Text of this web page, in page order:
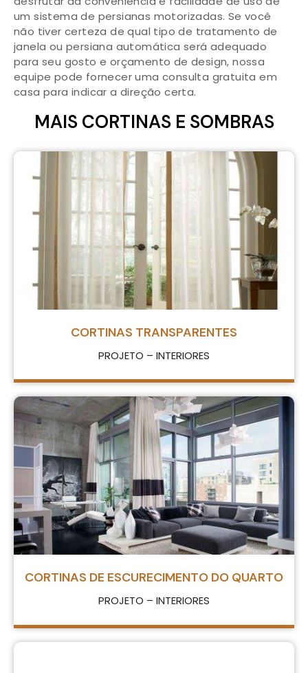
um sistema de persianas motorizadas. Se você
não tiver certeza de qual tipo de tratamento de
janela ou persiana automática será adequado
para seu gosto e orçamento de design, nossa
equipe pode fornecer uma consulta gratuita em
casa para indicar a direção certa.
MAIS CORTINAS E SOMBRAS
CORTINAS TRANSPARENTES
PROJETO – INTERIORES
CORTINAS DE ESCURECIMENTO DO QUARTO
PROJETO – INTERIORES